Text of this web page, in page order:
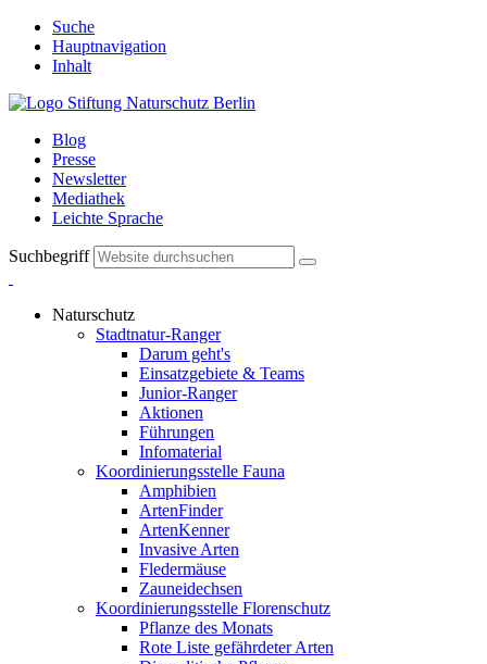
Suche
Hauptnavigation
Inhalt
Blog
Presse
Newsletter
Mediathek
Leichte Sprache
Suchbegriff
Naturschutz
Stadtnatur-Ranger
Darum geht's
Einsatzgebiete & Teams
Junior-Ranger
Aktionen
Führungen
Infomaterial
Koordinierungsstelle Fauna
Amphibien
ArtenFinder
ArtenKenner
Invasive Arten
Fledermäuse
Zauneidechsen
Koordinierungsstelle Florenschutz
Pflanze des Monats
Rote Liste gefährdeter Arten